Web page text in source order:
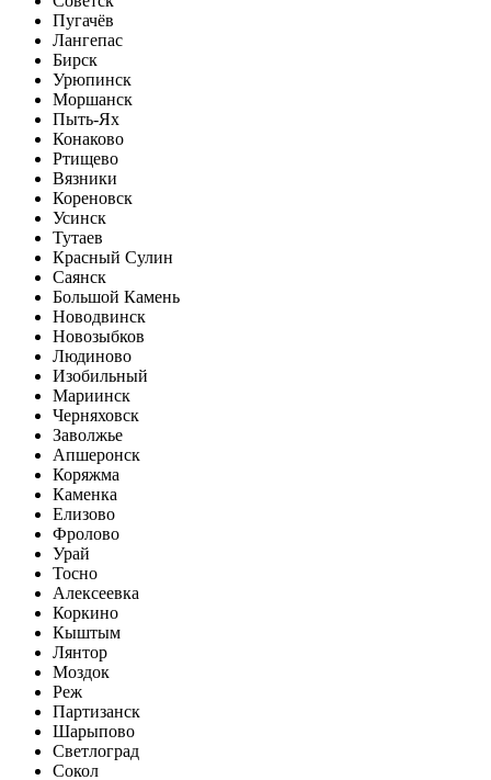
Пугачёв
Лангепас
Бирск
Урюпинск
Моршанск
Пыть-Ях
Конаково
Ртищево
Вязники
Кореновск
Усинск
Тутаев
Красный Сулин
Саянск
Большой Камень
Новодвинск
Новозыбков
Людиново
Изобильный
Мариинск
Черняховск
Заволжье
Апшеронск
Коряжма
Каменка
Елизово
Фролово
Урай
Тосно
Алексеевка
Коркино
Кыштым
Лянтор
Моздок
Реж
Партизанск
Шарыпово
Светлоград
Сокол